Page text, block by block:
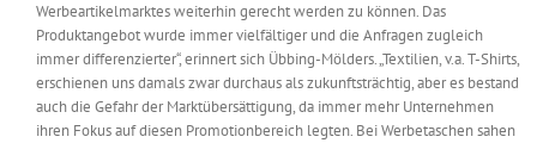
Werbeartikelmarktes weiterhin gerecht werden zu können. Das
Produktangebot wurde immer vielfältiger und die Anfragen zugleich
immer differenzierter“, erinnert sich Übbing-Mölders. „Textilien, v.a. T-Shirts,
erschienen uns damals zwar durchaus als zukunftsträchtig, aber es bestand
auch die Gefahr der Marktübersättigung, da immer mehr Unternehmen
ihren Fokus auf diesen Promotionbereich legten. Bei Werbetaschen sahen